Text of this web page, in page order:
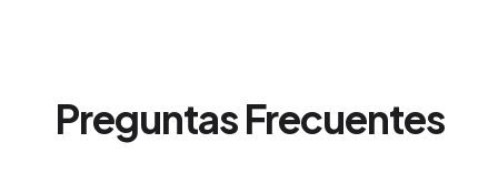
Preguntas Frecuentes